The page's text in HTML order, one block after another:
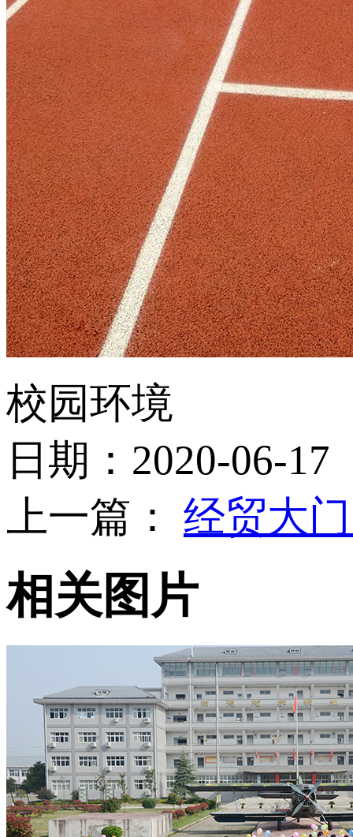
校园环境
日期：2020-06-
上一篇： 经贸大
相关图片